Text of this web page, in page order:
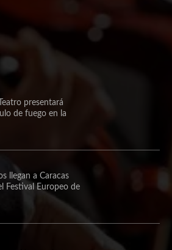
presentará
de fuego en la
llegan a Caracas
Festival Europeo de